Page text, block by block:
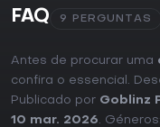
FAQ 9 PERGUNTAS
Antes de procurar uma
confira o essencial.
Publicado por Goblinz
10 mar. 2026. Géneros: